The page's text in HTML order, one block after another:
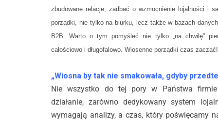
zbudowane relacje, zadbać o wzmocnienie lojalności i
porządki, nie tylko na biurku, lecz także w bazach
B2B. Warto o tym pomyśleć nie tylko „na chwilę”
całościowo i długofalowo. Wiosenne porządki czas zacząć!
„Wiosna by tak nie smakowała, gdyby
Nie wszystko do tej pory w Państwa firmie
działanie, zarówno dedykowany system
wymagają analizy, a czas, który poświęcamy